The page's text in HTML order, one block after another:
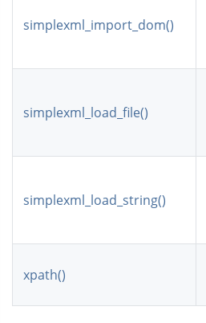
simplexml_import_dom()
simplexml_load_file()
simplexml_load_string()
xpath()